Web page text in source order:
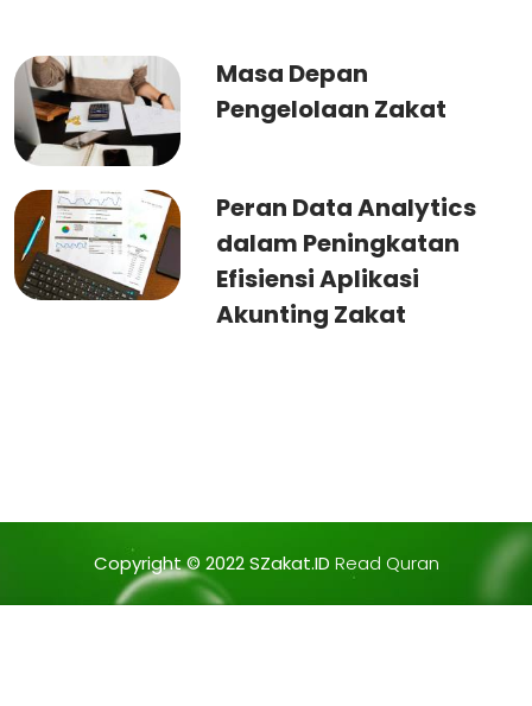
Masa Depan
Pengelolaan Zakat
Peran Data Analytics
dalam Peningkatan
Efisiensi Aplikasi
Akunting Zakat
Copyright © 2022SZakat.ID Read Quran